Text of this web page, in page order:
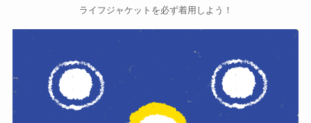
ライフジャケットを必ず着用しよう！